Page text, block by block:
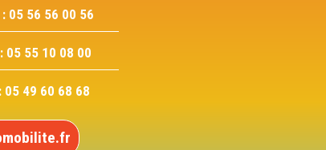
05 56 56 00 56
05 55 10 08 00
05 49 60 68 68